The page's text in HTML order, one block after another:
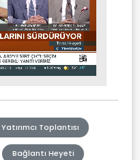
Yatırımcı Toplantısı
Bağlantı Heyeti